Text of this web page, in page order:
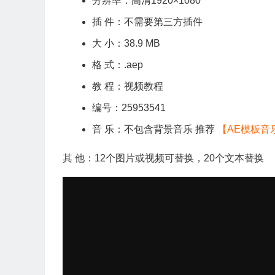
插 件：不需要第三方插件
大 小：38.9 MB
格 式：.aep
教 程：视频教程
编号：25953541
音 乐：不包含背景音乐 推荐 【AE模板音
其 他：12个图片或视频可替换，20个文本替换